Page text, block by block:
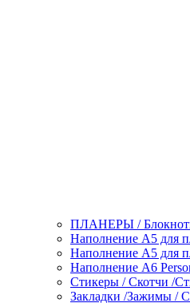
ПЛАНЕРЫ /
Наполнение А5 для
Наполнение А5 для
Наполнение А6
Стикеры / Скотчи /
Закладки /Зажимы /